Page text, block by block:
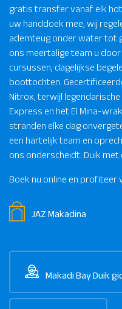
gratis transfer vanaf elk
uw handdoek mee, wij
ademteug onder water tot
ons meertalige team u
cursussen, dagelijkse
boottochten.
Nitrox, terwijl
Express en het El Mina-
stranden elke dag
een hartelijk team en
ons onderscheidt. Duik met
Boek nu online en profiteer
JAZ Makadina
Makadi Bay Duik